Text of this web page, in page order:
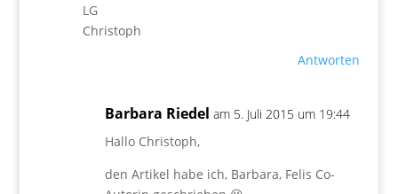
LG
Christoph
Antworten
Barbara Riedel am 5. Juli 2015 um 19:44
Hallo Christoph,
den Artikel habe ich, Barbara, Felis Co-